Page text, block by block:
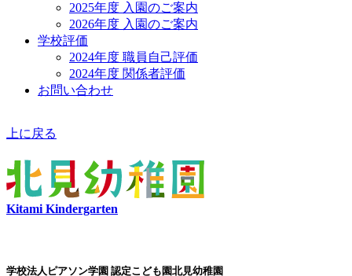
2025年度 入園のご案内
2026年度 入園のご案内
学校評価
2024年度 職員自己評価
2024年度 関係者評価
お問い合わせ
上に戻る
Kitami Kindergarten
学校法人ピアソン学園 認定こども園北見幼稚園